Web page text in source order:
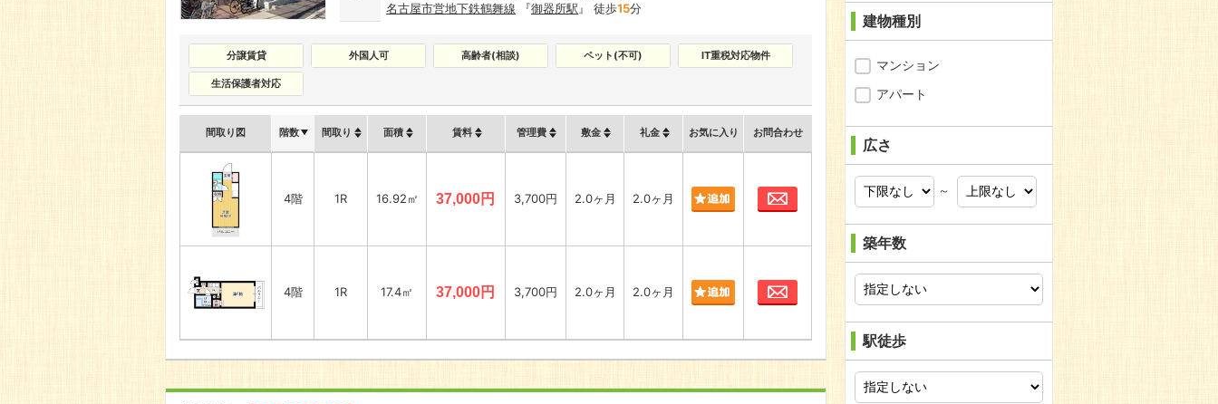
名古屋市営地下鉄鶴舞線 『御器所駅 』 徒歩15分
分譲賃貸 外国人可 高齢者(相談) ペット(不可) IT重税対応物件
生活保護者対応
間取り図 階数 間取り 面積 賃料 管理費 敷金 礼金 お気に入り お問合わせ
4階 1R 16.92㎡ 37,000円 3,700円 2.0ヶ月 2.0ヶ月
4階 1R 17.4㎡ 37,000円 3,700円 2.0ヶ月 2.0ヶ月
建物種別
マンション
アパート
広さ
～
築年数
駅徒歩